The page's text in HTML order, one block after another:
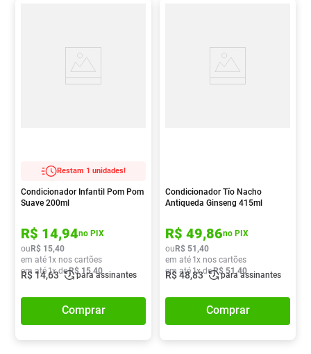
Restam 1 unidades!
Condicionador Infantil Pom Pom
Suave 200ml
R$ 14,94no PIX
ouR$ 15,40
em até 1x nos cartões
em até 1x deR$ 15,40
R$14,63 para assinantes
Comprar
Condicionador Tío Nacho
Antiqueda Ginseng 415ml
R$ 49,86no PIX
ouR$ 51 ,40
em até 1x nos cartões
em até 1x deR$ 51 ,40
R$48,83 para assinantes
Comprar